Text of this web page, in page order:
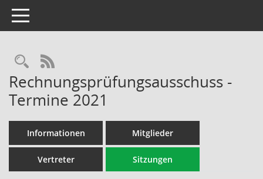
Toggle navigation
Rechercheauswahl
RSS-Feed
Rechnungsprüfungsausschuss -
Termine 2021
Informationen Mitglieder
Vertreter Sitzungen